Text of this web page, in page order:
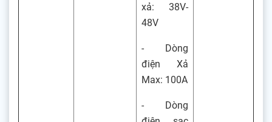
xả: 38V-
48V
- Dòng
điện Xả
Max: 100A
- Dòng